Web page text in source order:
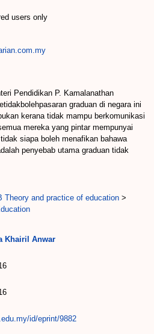
users only
Pendidikan P. Kamalanathan
graduan di negara ini
kerana tidak mampu berkomunikasi
mereka yang pintar mempunyai
siapa boleh menafikan bahawa
penyebab utama graduan tidak
Theory and practice of education >
Khairil Anwar
id/eprint/9882